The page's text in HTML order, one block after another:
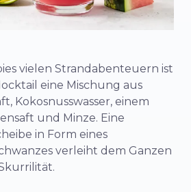
vielen Strandabenteuern ist
eine Mischung aus
Kokosnusswasser, einem
und Minze. Eine
in Form eines
verleiht dem Ganzen